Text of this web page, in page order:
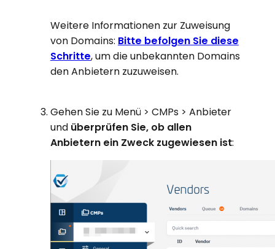
Weitere Informationen zur Zuweisung
von Domains: Bitte befolgen Sie diese
Schritte, um die unbekannten Domains
den Anbietern zuzuweisen.
Gehen Sie zu Menü > CMPs > Anbieter
und überprüfen Sie, ob allen
Anbietern ein Zweck zugewiesen ist: